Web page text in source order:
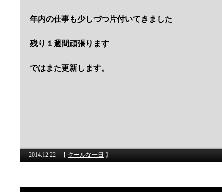
年内の仕事も少しづつ片付いてきました
残り１週間頑張ります
ではまた更新します。
2014.12.22 【 クールな一日 】